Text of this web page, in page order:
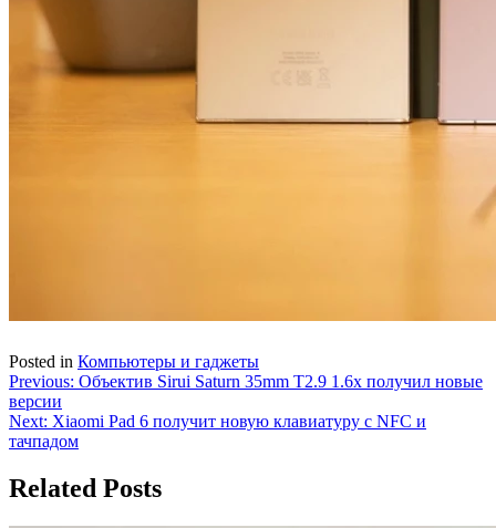
Posted in Компьютеры и гаджеты
Навигация
по
записям
Previous: Объектив Sirui Saturn 35mm T2.9 1.6x получил новые
версии
Next: Xiaomi Pad 6 получит новую клавиатуру с NFC и
тачпадом
Related Posts